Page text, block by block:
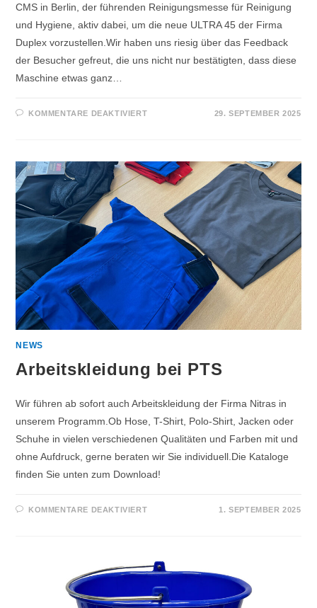
CMS in Berlin, der führenden Reinigungsmesse für Reinigung
und Hygiene, aktiv dabei, um die neue ULTRA 45 der Firma
Duplex vorzustellen.Wir haben uns riesig über das Feedback
der Besucher gefreut, die uns nicht nur bestätigten, dass diese
Maschine etwas ganz…
KOMMENTARE DEAKTIVIERT 29. SEPTEMBER 2025
NEWS
Arbeitskleidung bei PTS
Wir führen ab sofort auch Arbeitskleidung der Firma Nitras in
unserem Programm.Ob Hose, T-Shirt, Polo-Shirt, Jacken oder
Schuhe in vielen verschiedenen Qualitäten und Farben mit und
ohne Aufdruck, gerne beraten wir Sie individuell.Die Kataloge
finden Sie unten zum Download!
KOMMENTARE DEAKTIVIERT 1. SEPTEMBER 2025